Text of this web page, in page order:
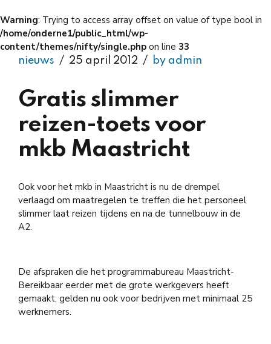
Warning: Trying to access array offset on value of type bool in
/home/onderne1/public_html/wp-
content/themes/nifty/single.php on line 33
nieuws 25 april 2012 by admin
Gratis slimmer
reizen-toets voor
mkb Maastricht
Ook voor het mkb in Maastricht is nu de drempel
verlaagd om maatregelen te treffen die het personeel
slimmer laat reizen tijdens en na de tunnelbouw in de
A2.
De afspraken die het programmabureau Maastricht-
Bereikbaar eerder met de grote werkgevers heeft
gemaakt, gelden nu ook voor bedrijven met minimaal 25
werknemers.